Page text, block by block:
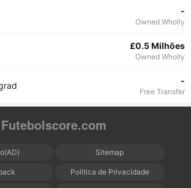
-
Owned Wholly
£0.5 Milhões
Owned Wholly
-
Free Transfer
Futebolscore.com
Sitemap
Política de Privacidade